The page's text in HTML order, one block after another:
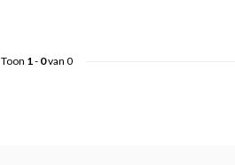
Toon 1- 0van 0